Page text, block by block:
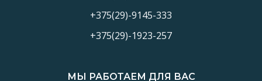
+375(29)-9145-333
+375(29)-1923-257
МЫ РАБОТАЕМ ДЛЯ ВАС